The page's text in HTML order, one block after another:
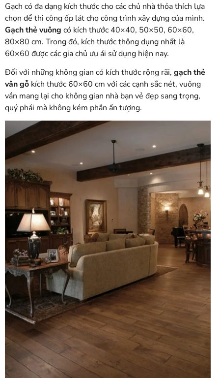
Gạch có đa dạng kích thước cho các chủ nhà thỏa thích lựa
chọn để thi công ốp lát cho công trình xây dựng của mình.
Gạch thẻ vuông có kích thước 40×40, 50×50, 60×60,
80×80 cm. Trong đó, kích thước thông dụng nhất là
60×60 được các gia chủ ưu ái sử dụng hiện nay.
Đối với những không gian có kích thước rộng rãi, gạch thẻ
vân gỗ kích thước 60×60 cm với các cạnh sắc nét, vuông
vắn mang lại cho không gian nhà bạn vẻ đẹp sang trọng,
quý phái mà không kém phần ấn tượng.